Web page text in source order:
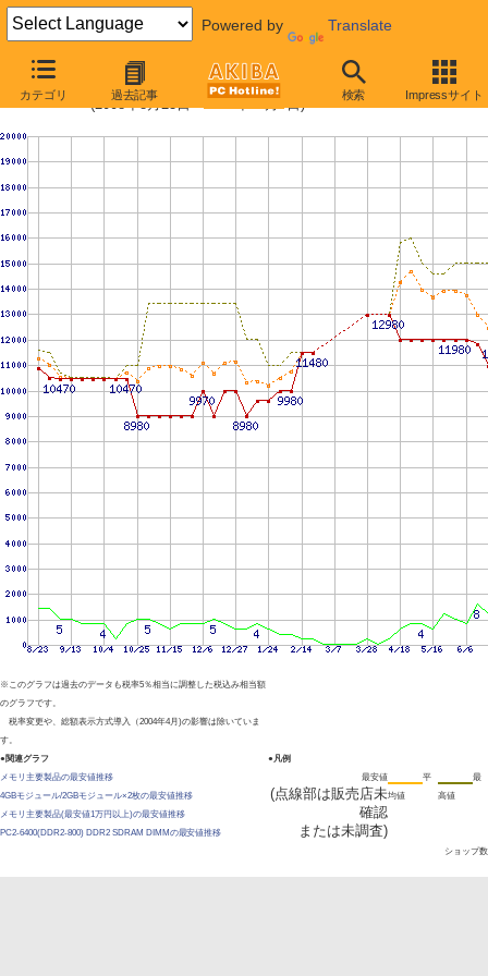
Powered by Translate
カテゴリ 過去記事 検索 Impressサイト
PC2-6400 4GBの価格推移
(2008年8月23日〜2009年11月7日)
※このグラフは過去のデータも税率5％相当に調整した税込み相当額
のグラフです。
税率変更や、総額表示方式導入（2004年4月)の影響は除いていま
す。
●関連グラフ
メモリ主要製品の最安値推移
4GBモジュール/2GBモジュール×2枚の最安値推移
メモリ主要製品(最安値1万円以上)の最安値推移
PC2-6400(DDR2-800) DDR2 SDRAM DIMMの最安値推移
●凡例
最安値
(点線部は販売店未
確認
または未調査)
平
均値
最
高値
ショップ数